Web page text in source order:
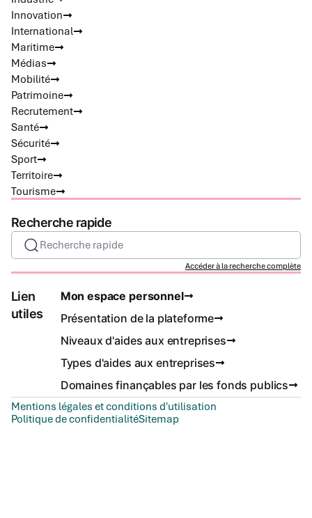
Innovation
International
Maritime
Médias
Mobilité
Patrimoine
Recrutement
Santé
Sécurité
Sport
Territoire
Tourisme
Recherche rapide
Recherche rapide
Accéder à la recherche complète
Lien
utiles
Mon espace personnel
Présentation de la plateforme
Niveaux d'aides aux entreprises
Types d'aides aux entreprises
Domaines finançables par les fonds publics
Mentions légales et conditions d'utilisation
Politique de confidentialitéSitemap